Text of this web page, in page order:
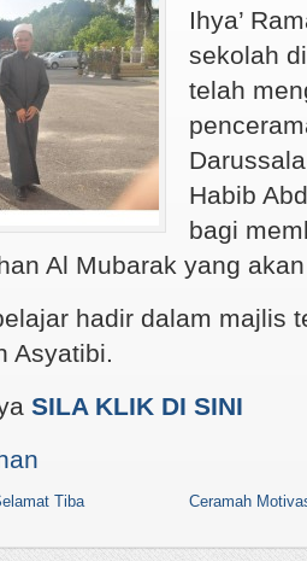
Ihya’
sekolah
telah
Habib
bagi
Al Mubarak yang
hadir dalam majlis
Asyatibi.
SILA KLIK DI SINI
Tiba Ceramah